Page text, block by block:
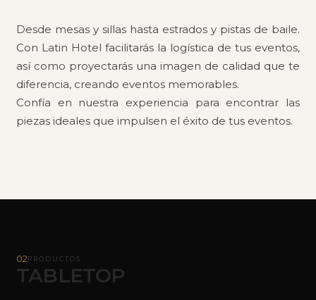
Desde mesas y sillas hasta estrados y pistas de baile.
Con Latin Hotel facilitarás la logística de tus eventos,
así como proyectarás una imagen de calidad que te
diferencia, creando eventos memorables.
Confía en nuestra experiencia para encontrar las
piezas ideales que impulsen el éxito de tus eventos.
02PRODUCTOS
TABLETOP